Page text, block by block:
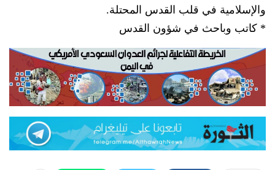
والإسلامية في قلب القدس المحتلة.
* كاتب وباحث في شؤون القدس